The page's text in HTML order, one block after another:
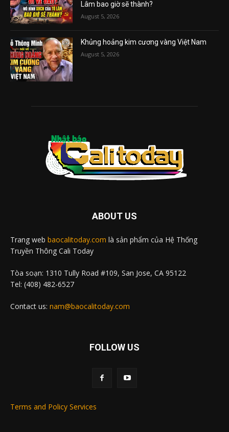
Lâm bao giờ sẽ thành?
August 5, 2026
Khủng hoảng kim cương vàng Việt Nam
August 5, 2026
ABOUT US
Trang web baocalitoday.com là sản phẩm của Hệ Thống
Truyền Thông Cali Today
Tòa soạn: 1310 Tully Road #109, San Jose, CA 95122
Tel: (408) 482-6527
Contact us: nam@baocalitoday.com
FOLLOW US
Terms and Policy Services